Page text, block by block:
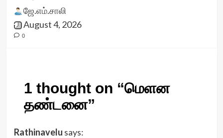
ஜே.எம்.சாலி
August 4, 2026
0
1 thought on “மெளன
தண்டனை”
Rathinavelu says: